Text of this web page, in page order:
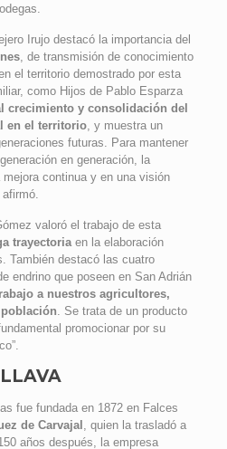
Irujo destacó la importancia del
, de transmisión de conocimiento
el territorio demostrado por esta
como Hijos de Pablo Esparza
crecimiento y consolidación del
en el territorio, y muestra un
futuras. Para mantener
en generación, la
continua y en una visión
afirmó.
valoró el trabajo de esta
trayectoriaen la elaboración
También destacó las cuatro
endrino que poseen en San Adrián
a nuestros agricultores,
. Se trata de un producto
promocionar por su
fue fundada en 1872 en Falces
de Carvajal , quien la trasladó a
años después, la empresa